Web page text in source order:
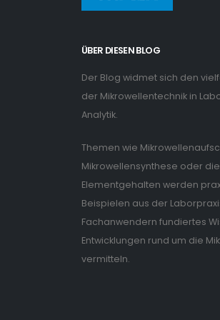
ÜBER DIESEN BLOG
Der Blog widmet sich den
der Mikrowellentechnik in
Analytik.
Themen wie
Mikrowellensynthese oder
Elementgehalten werden
Beispielen aus der
Fachanwendern fundiertes
Entwicklungen rund um die
vermitteln.